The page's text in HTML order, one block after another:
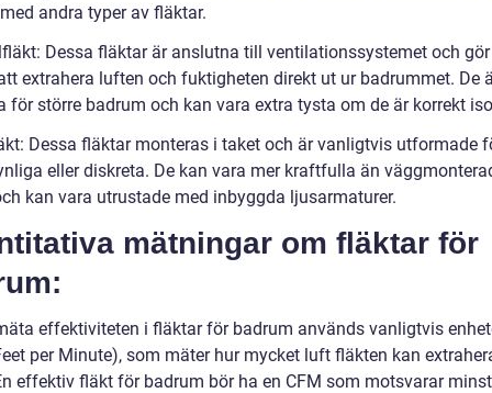
andra typer av fläktar.
Dessa fläktar är anslutna till ventilationssystemet och
extrahera luften och fuktigheten direkt ut ur badrummet. De
för större badrum och kan vara extra tysta om de är korrekt
Dessa fläktar monteras i taket och är vanligtvis utformade
eller diskreta. De kan vara mer kraftfulla än
kan vara utrustade med inbyggda ljusarmaturer.
mätningar om fläktar för
effektiviteten i fläktar för badrum används vanligtvis
per Minute), som mäter hur mycket luft fläkten kan
effektiv fläkt för badrum bör ha en CFM som motsvarar